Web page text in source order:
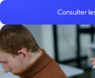
Consulter